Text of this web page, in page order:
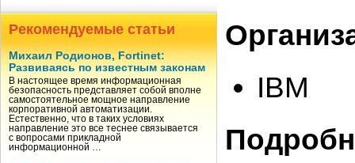
Рекомендуемые статьи
Михаил Родионов, Fortinet:
Развиваясь по известным законам
В настоящее время информационная
безопасность представляет собой вполне
самостоятельное мощное направление
корпоративной автоматизации.
Естественно, что в таких условиях
направление это все теснее связывается
с вопросами прикладной
информационной …
IBM